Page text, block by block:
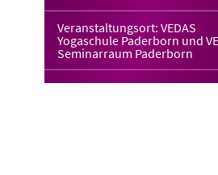
Veranstaltungsort: VEDAS
Yogaschule Paderborn und
Seminarraum Paderborn